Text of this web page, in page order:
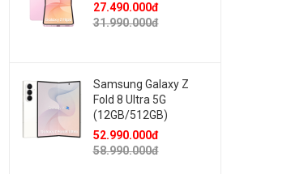
27.490.000đ
31.990.000đ
Samsung Galaxy Z
Fold 8 Ultra 5G
(12GB/512GB)
52.990.000đ
58.990.000đ